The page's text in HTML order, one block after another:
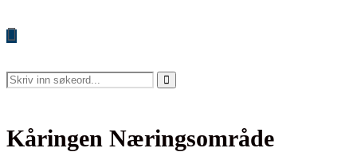
Search
for:
Search
Kåringen Næringsområde